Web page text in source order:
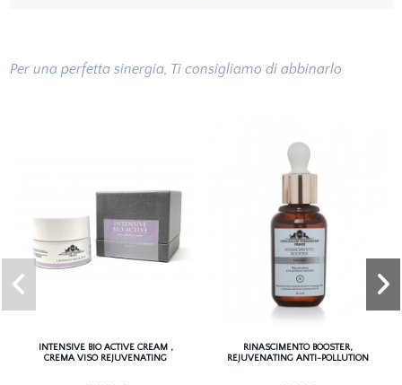
Per una perfetta sinergia, Ti consigliamo di abbinarlo
INTENSIVE BIO ACTIVE CREAM ,
CREMA VISO REJUVENATING
RINASCIMENTO BOOSTER,
REJUVENATING ANTI-POLLUTION